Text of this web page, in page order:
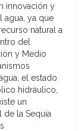
innovación y
agua, ya que
natural a
del
y Medio
el estado
hidráulico,
un
la Sequía